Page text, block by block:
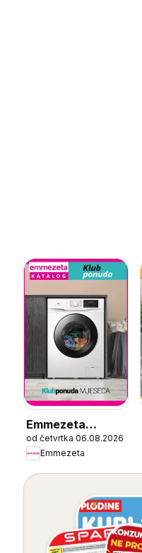
Emmezeta
Katalog
od četvrtka 06.08.2026
Emmezeta